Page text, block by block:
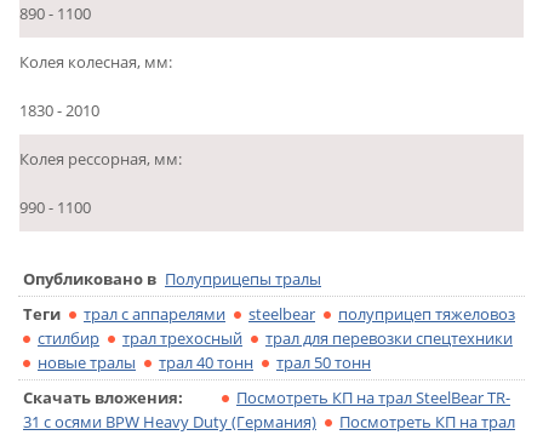
890 - 1100
Колея колесная, мм:
1830 - 2010
Колея рессорная, мм:
990 - 1100
Опубликовано в Полуприцепы тралы
Теги
трал с аппарелями steelbear
полуприцеп тяжеловоз
стилбир
трал трехосный
трал для перевозки спецтехники
новые тралы
трал 40 тонн
трал 50 тонн
Скачать вложения:
Посмотреть КП на трал SteelBear TR-
31 с осями BPW Heavy Duty (Германия)
Посмотреть КП на трал